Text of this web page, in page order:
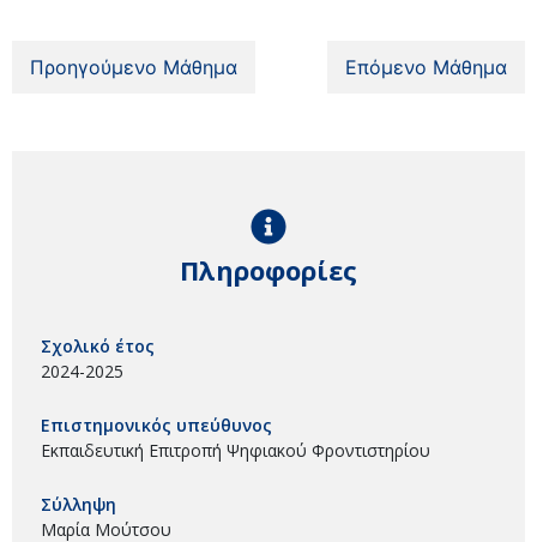
Προηγούμενο Μάθημα Επόμενο Μάθημα
Πληροφορίες
Σχολικό έτος
2024-2025
Επιστημονικός υπεύθυνος
Εκπαιδευτική Επιτροπή Ψηφιακού Φροντιστηρίου
Σύλληψη
Μαρία Μούτσου